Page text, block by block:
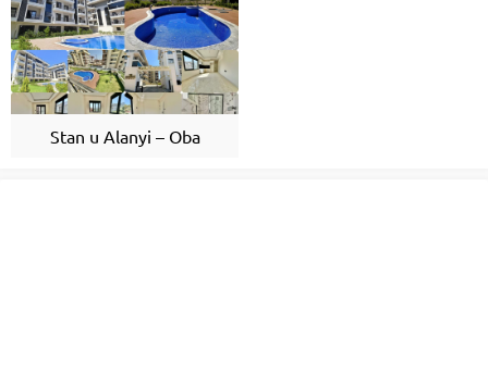
Stan u Alanyi – Oba